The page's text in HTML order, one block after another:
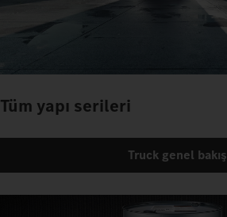
Tüm yapı serileri
Truck genel bakış